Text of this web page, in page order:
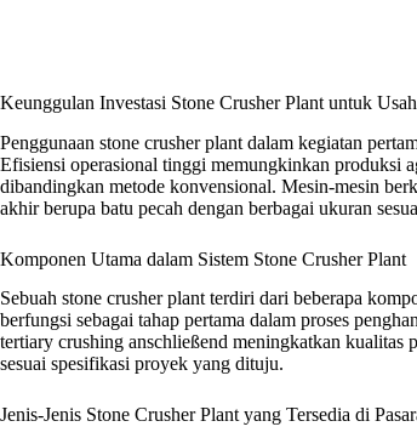
Keunggulan Investasi Stone Crusher Plant untuk
Penggunaan stone crusher plant dalam kegiatan
Efisiensi operasional tinggi memungkinkan produksi
dibandingkan metode konvensional. Mesin-mesin
akhir berupa batu pecah dengan berbagai ukuran
Komponen Utama dalam Sistem Stone Crusher Plant
Sebuah stone crusher plant terdiri dari beberapa
berfungsi sebagai tahap pertama dalam proses
tertiary crushing anschließend meningkatkan kualitas
sesuai spesifikasi proyek yang dituju.
Jenis-Jenis Stone Crusher Plant yang Tersedia di